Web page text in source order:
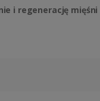
i regenerację mięśni